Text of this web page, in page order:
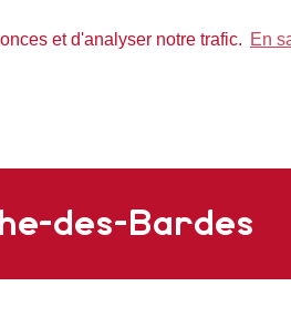
et d'analyser notre trafic. En
des-Bardes